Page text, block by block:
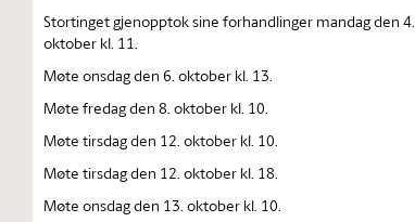
Stortinget gjenopptok sine forhandlinger mandag den 4.
oktober kl. 11.
Møte onsdag den 6. oktober kl. 13.
Møte fredag den 8. oktober kl. 10.
Møte tirsdag den 12. oktober kl. 10.
Møte tirsdag den 12. oktober kl. 18.
Møte onsdag den 13. oktober kl. 10.